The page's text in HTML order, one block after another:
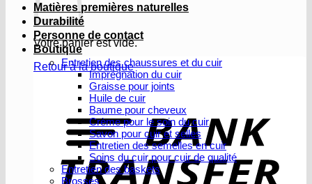
Votre panier est vide.
Retour à la boutique
Matières premières naturelles
Durabilité
Personne de contact
Boutique
Entretien des chaussures et du cuir
Imprégnation du cuir
Graisse pour joints
Huile de cuir
Baume pour cheveux
Crème pour le soin du cuir
Savon pour cuir et selles
Entretien des semelles en cuir
Soins du cuir pour cuir de qualité
Entretien des baskets
Brosses